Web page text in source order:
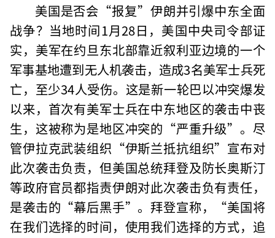
美国是否会“报复”伊朗并引爆中东全面
战争？当地时间1月28日，美国中央司令部证
实，美军在约旦东北部靠近叙利亚边境的一个
军事基地遭到无人机袭击，造成3名美军士兵死
亡，至少34人受伤。这是新一轮巴以冲突爆发
以来，首次有美军士兵在中东地区的袭击中丧
生，这被称为是地区冲突的“严重升级”。尽
管伊拉克武装组织“伊斯兰抵抗组织”宣布对
此次袭击负责，但美国总统拜登及防长奥斯汀
等政府官员都指责伊朗对此次袭击负有责任，
是袭击的“幕后黑手”。拜登宣称，“美国将
在我们选择的时间，使用我们选择的方式，追